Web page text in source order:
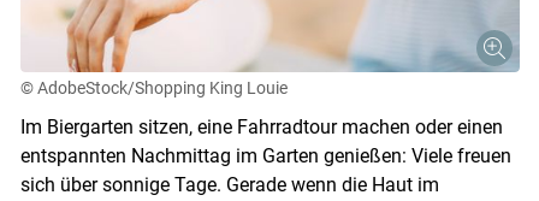
© AdobeStock/Shopping King Louie
Im Biergarten sitzen, eine Fahrradtour machen oder einen
entspannten Nachmittag im Garten genießen: Viele freuen
sich über sonnige Tage. Gerade wenn die Haut im